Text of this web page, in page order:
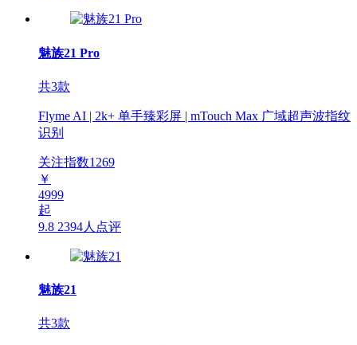
魅族21 Pro
共3款
Flyme AI | 2k+ 单手臻彩屏 | mTouch Max 广域超声波指纹
识别
关注指数1269
￥
4999
起
9.8 2394人点评
魅族21
共3款